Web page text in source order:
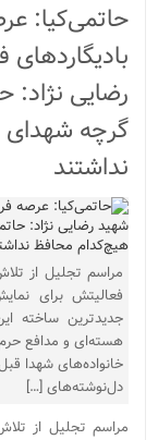
حاتمی‌کیا:
رضایی نژاد:
گرچه
نداشتند
مراسم تجلیل از
فعالیتش برای
جدیدترین ساخته
هسته‌ای و مدافع
خانواده‌های شهدا
دل‌نوشته‌های […]
مراسم تجلیل از